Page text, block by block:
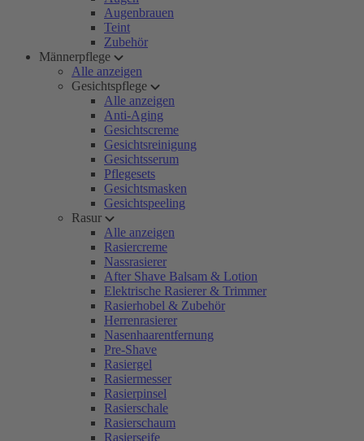
Augenbrauen
Teint
Zubehör
Männerpflege
Alle anzeigen
Gesichtspflege
Alle anzeigen
Anti-Aging
Gesichtscreme
Gesichtsreinigung
Gesichtsserum
Pflegesets
Gesichtsmasken
Gesichtspeeling
Rasur
Alle anzeigen
Rasiercreme
Nassrasierer
After Shave Balsam & Lotion
Elektrische Rasierer & Trimmer
Rasierhobel & Zubehör
Herrenrasierer
Nasenhaarentfernung
Pre-Shave
Rasiergel
Rasiermesser
Rasierpinsel
Rasierschale
Rasierschaum
Rasierseife